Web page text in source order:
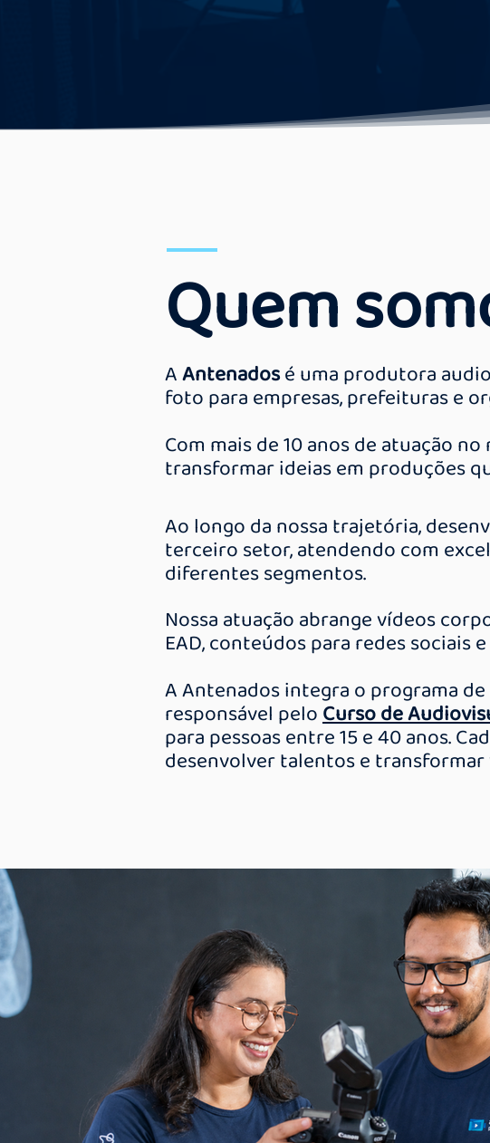
Quem
AAntenadosé uma produtora
foto para empresas, prefeituras e
Com mais de 10 anos de atuação
transformar ideias em produções
Ao longo da nossa trajetória,
terceiro setor, atendendo com
diferentes segmentos.
Nossa atuação abrange vídeos
EAD, conteúdos para redes
A Antenados integra o programa
responsável peloCurso de
para pessoas entre 15 e 40 anos.
desenvolver talentos e